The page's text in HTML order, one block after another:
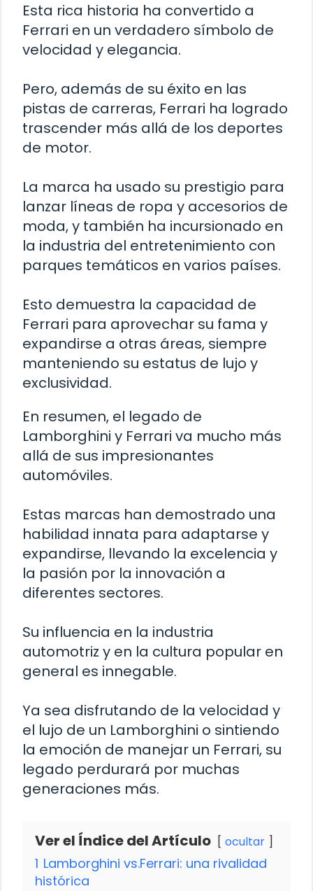
Esta rica historia ha convertido a
Ferrari en un verdadero símbolo de
velocidad y elegancia.
Pero, además de su éxito en las
pistas de carreras, Ferrari ha logrado
trascender más allá de los deportes
de motor.
La marca ha usado su prestigio para
lanzar líneas de ropa y accesorios de
moda, y también ha incursionado en
la industria del entretenimiento con
parques temáticos en varios países.
Esto demuestra la capacidad de
Ferrari para aprovechar su fama y
expandirse a otras áreas, siempre
manteniendo su estatus de lujo y
exclusividad.
En resumen, el legado de
Lamborghini y Ferrari va mucho más
allá de sus impresionantes
automóviles.
Estas marcas han demostrado una
habilidad innata para adaptarse y
expandirse, llevando la excelencia y
la pasión por la innovación a
diferentes sectores.
Su influencia en la industria
automotriz y en la cultura popular en
general es innegable.
Ya sea disfrutando de la velocidad y
el lujo de un Lamborghini o sintiendo
la emoción de manejar un Ferrari, su
legado perdurará por muchas
generaciones más.
Ver el Índice del Artículo ocultar
1 Lamborghini vs.Ferrari: una rivalidad
histórica